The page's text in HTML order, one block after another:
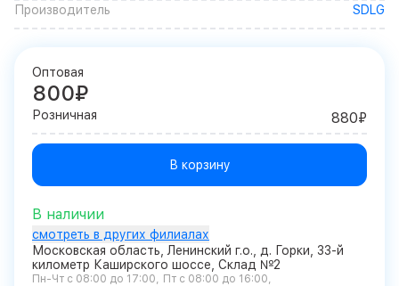
Производитель
SDLG
Оптовая
800₽
Розничная 880₽
В корзину
В наличии
смотреть в других филиалах
Московская область, Ленинский г.о., д. Горки, 33-й
километр Каширского шоссе, Склад №2
Пн-Чт с 08:00 до 17:00
Пт с 08:00 до 16:00